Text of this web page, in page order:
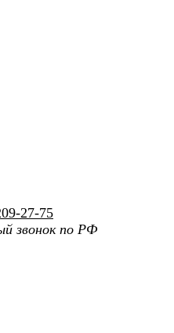
27-75
звонок по РФ